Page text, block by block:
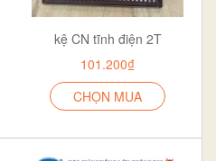
kệ CN tĩnh điện 2T
101.200₫
CHỌN MUA